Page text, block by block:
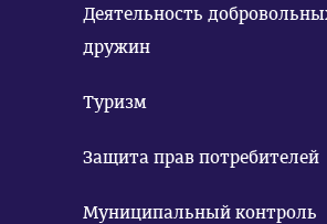
Деятельность
дружин
Туризм
Защита прав потребителей
Муниципальный контроль